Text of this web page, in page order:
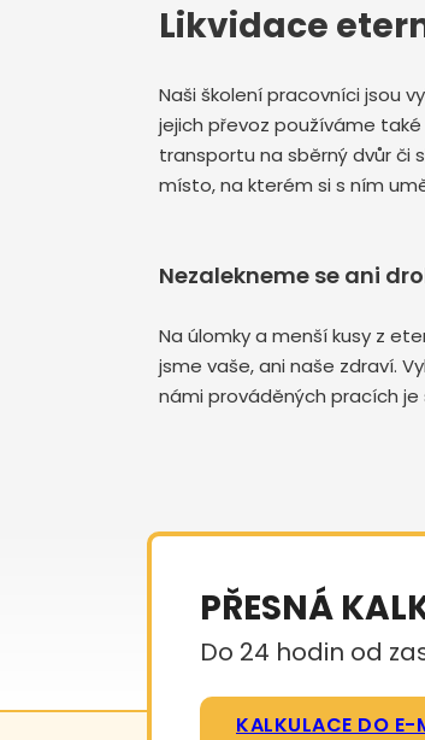
Likvidace
Naši školení pracovníci jsou
jejich převoz používáme
transportu na sběrný dvůr či
místo, na kterém si s ním
Nezalekneme se ani
Na úlomky a menší kusy z
jsme vaše, ani naše zdraví.
námi prováděných pracích je
PŘESNÁ
Do 24 hodin od
KALKULACE DO E-